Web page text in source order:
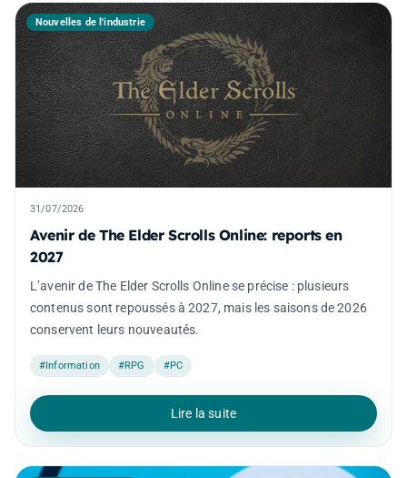
Nouvelles de l'industrie
31/07/2026
Avenir de The Elder Scrolls Online: reports en
2027
L’avenir de The Elder Scrolls Online se précise : plusieurs
contenus sont repoussés à 2027, mais les saisons de 2026
conservent leurs nouveautés.
#Information #RPG #PC
Lire la suite